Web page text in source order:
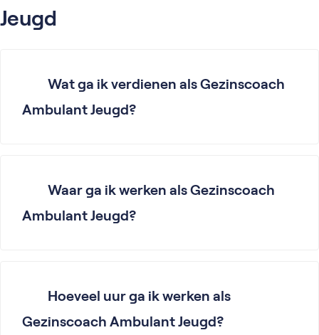
Jeugd
Wat ga ik verdienen als Gezinscoach
Ambulant Jeugd?
Waar ga ik werken als Gezinscoach
Ambulant Jeugd?
Hoeveel uur ga ik werken als
Gezinscoach Ambulant Jeugd?